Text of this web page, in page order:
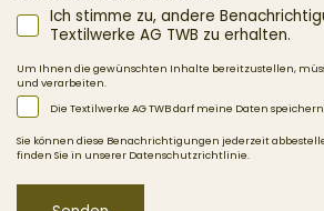
Ich stimme zu, andere
Textilwerke AG TWB zu erhalten.
Um Ihnen die gewünschten Inhalte bereitzustellen,
und verarbeiten.
Die Textilwerke AG TWB darf meine Daten
Sie können diese Benachrichtigungen jederzeit
finden Sie in unserer Datenschutzrichtlinie.